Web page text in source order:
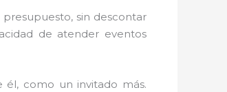
sin descontar
de atender eventos
como un invitado más.